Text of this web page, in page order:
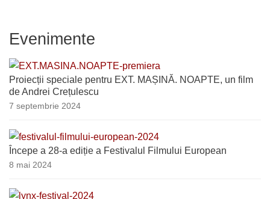
Evenimente
Proiecții speciale pentru EXT. MAȘINĂ. NOAPTE, un film
de Andrei Crețulescu
7 septembrie 2024
Începe a 28-a ediție a Festivalul Filmului European
8 mai 2024